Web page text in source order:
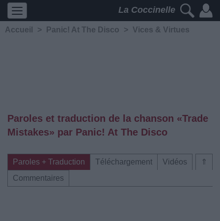
La Coccinelle
Accueil > Panic! At The Disco > Vices & Virtues
Paroles et traduction de la chanson «Trade
Mistakes» par Panic! At The Disco
⇑
Paroles + Traduction Téléchargement
Vidéos
Commentaires